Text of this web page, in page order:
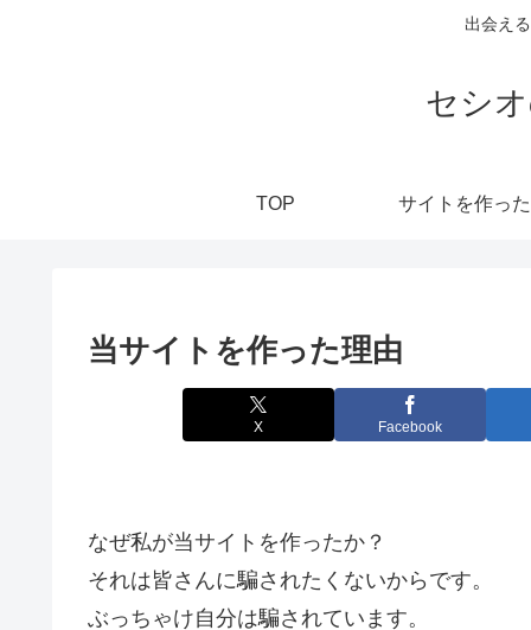
出会え
セシ
TOP サイトを作っ
当サイトを作った理由
X Facebook
なぜ私が当サイトを作ったか？
それは皆さんに騙されたくないからです。
ぶっちゃけ自分は騙されています。